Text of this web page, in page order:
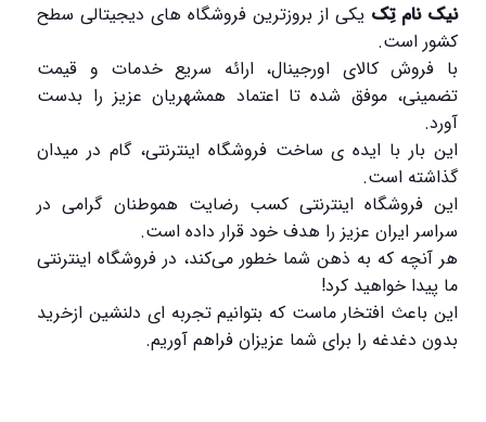
نیک نام تِک یکی از بروزترین فروشگاه های دیجیتالی سطح
کشور است.
با فروش کالای اورجینال، ارائه سریع خدمات و قیمت
تضمینی، موفق شده تا اعتماد همشهریان عزیز را بدست
آورد.
این بار با ایده ی ساخت فروشگاه اینترنتی، گام در میدان
گذاشته است.
این فروشگاه اینترنتی کسب رضایت هموطنان گرامی در
سراسر ایران عزیز را هدف خود قرار داده است.
هر آنچه که به ذهن شما خطور می‌کند، در فروشگاه اینترنتی
ما پیدا خواهید کرد!
این باعث افتخار ماست که بتوانیم تجربه ای دلنشین ازخرید
بدون دغدغه را برای شما عزیزان فراهم آوریم.